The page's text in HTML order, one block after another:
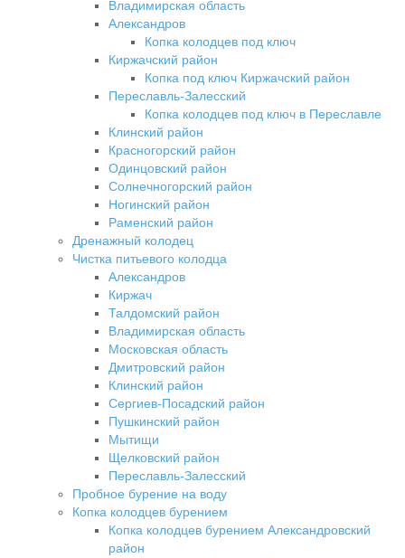
Владимирская область
Александров
Копка колодцев под ключ
Киржачский район
Копка под ключ Киржачский район
Переславль-Залесский
Копка колодцев под ключ в Переславле
Клинский район
Красногорский район
Одинцовский район
Солнечногорский район
Ногинский район
Раменский район
Дренажный колодец
Чистка питьевого колодца
Александров
Киржач
Талдомский район
Владимирская область
Московская область
Дмитровский район
Клинский район
Сергиев-Посадский район
Пушкинский район
Мытищи
Щелковский район
Переславль-Залесский
Пробное бурение на воду
Копка колодцев бурением
Копка колодцев бурением Александровский
район